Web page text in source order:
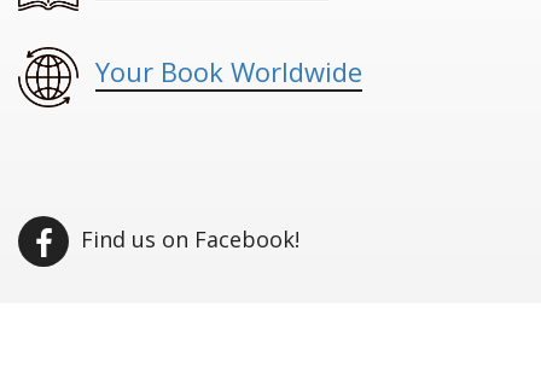
Your Book Worldwide
Find us on Facebook!